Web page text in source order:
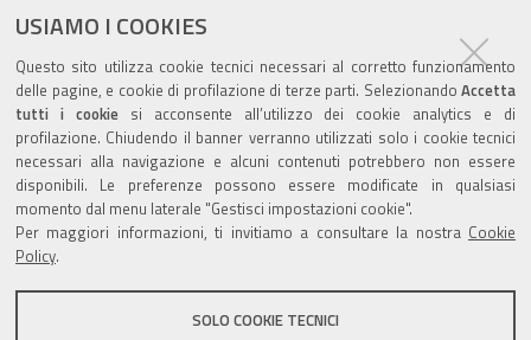
USIAMO I COOKIES
Questo sito utilizza cookie tecnici necessari al corretto funzionamento
delle pagine, e cookie di profilazione di terze parti. Selezionando Accetta
tutti i cookiesi acconsente all’utilizzo dei cookie analytics e di
profilazione. Chiudendo il banner verranno utilizzati solo i cookie tecnici
necessari alla navigazione e alcuni contenuti potrebbero non essere
disponibili. Le preferenze possono essere modificate in qualsiasi
momento dal menu laterale "Gestisci impostazioni cookie".
Per maggiori informazioni, ti invitiamo a consultare la nostra Cookie
Policy.
SOLO COOKIE TECNICI
sul
documento
ultima modifica 19/01/2021
Valuta questo sito